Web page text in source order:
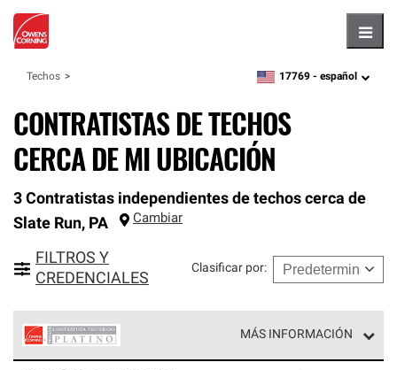
Techos zipcode,language
17769 - español
CONTRATISTAS DE TECHOS
CERCA DE MI UBICACIÓN
3 Contratistas independientes de techos cerca de
Slate Run, PA Cambiar
FILTROS Y
CREDENCIALES
Clasificar por:
MÁS INFORMACIÓN